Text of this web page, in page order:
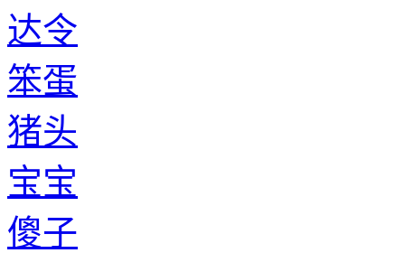
达令
笨蛋
猪头
宝宝
傻子